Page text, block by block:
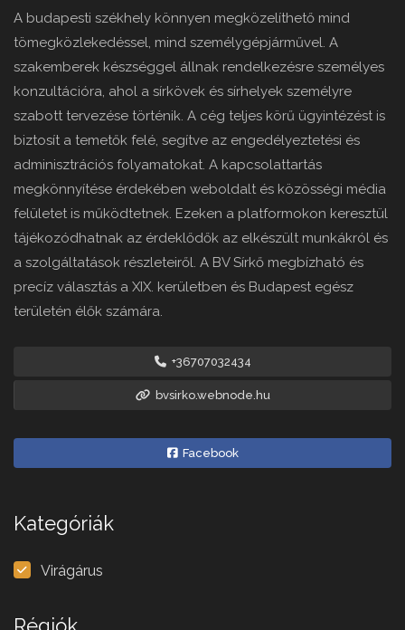
A budapesti székhely könnyen megközelíthető mind
tömegközlekedéssel, mind személygépjárművel. A
szakemberek készséggel állnak rendelkezésre személyes
konzultációra, ahol a sírkövek és sírhelyek személyre
szabott tervezése történik. A cég teljes körű ügyintézést is
biztosít a temetők felé, segítve az engedélyeztetési és
adminisztrációs folyamatokat. A kapcsolattartás
megkönnyítése érdekében weboldalt és közösségi média
felületet is működtetnek. Ezeken a platformokon keresztül
tájékozódhatnak az érdeklődők az elkészült munkákról és
a szolgáltatások részleteiről. A BV Sírkő megbízható és
precíz választás a XIX. kerületben és Budapest egész
területén élők számára.
+36707032434
bvsirko.webnode.hu
Facebook
Kategóriák
Virágárus